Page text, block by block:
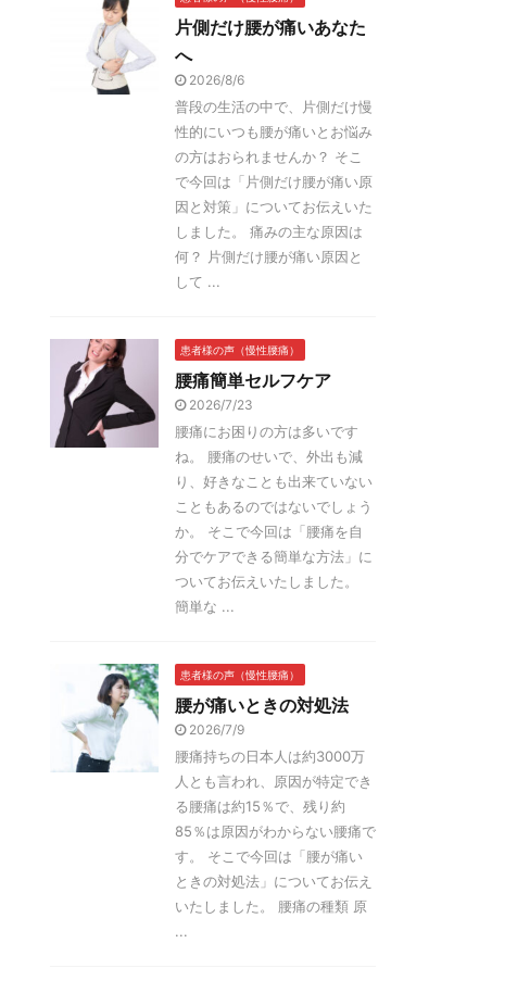
片側だけ腰が痛いあなた
へ
2026/8/6
普段の生活の中で、片側だけ慢
性的にいつも腰が痛いとお悩み
の方はおられませんか？ そこ
で今回は「片側だけ腰が痛い原
因と対策」についてお伝えいた
しました。 痛みの主な原因は
何？ 片側だけ腰が痛い原因と
して ...
患者様の声（慢性腰痛）
腰痛簡単セルフケア
2026/7/23
腰痛にお困りの方は多いです
ね。 腰痛のせいで、外出も減
り、好きなことも出来ていない
こともあるのではないでしょう
か。 そこで今回は「腰痛を自
分でケアできる簡単な方法」に
ついてお伝えいたしました。
簡単な ...
患者様の声（慢性腰痛）
腰が痛いときの対処法
2026/7/9
腰痛持ちの日本人は約3000万
人とも言われ、原因が特定でき
る腰痛は約15％で、残り約
85％は原因がわからない腰痛で
す。 そこで今回は「腰が痛い
ときの対処法」についてお伝え
いたしました。 腰痛の種類 原
...